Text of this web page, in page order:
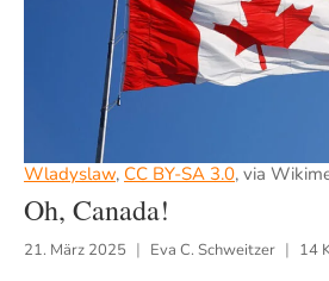
Wladyslaw, CC BY-SA 3.0, via
Oh, Canada!
21. März 2025 Eva C. Schweitzer 14